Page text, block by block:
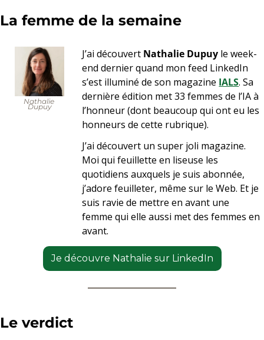
La femme de la semaine
Nathalie
Dupuy
J’ai découvert Nathalie Dupuy le week-
end dernier quand mon feed LinkedIn
s’est illuminé de son magazine IALS. Sa
dernière édition met 33 femmes de l’IA à
l’honneur (dont beaucoup qui ont eu les
honneurs de cette rubrique).
J’ai découvert un super joli magazine.
Moi qui feuillette en liseuse les
quotidiens auxquels je suis abonnée,
j’adore feuilleter, même sur le Web. Et je
suis ravie de mettre en avant une
femme qui elle aussi met des femmes en
avant.
Je découvre Nathalie sur LinkedIn
Le verdict